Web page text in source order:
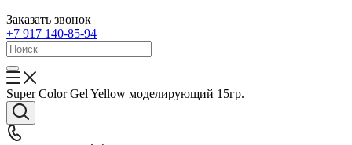
Заказать звонок
+7 917 140-85-94
Super Color Gel Yellow моделирующий 15гр.